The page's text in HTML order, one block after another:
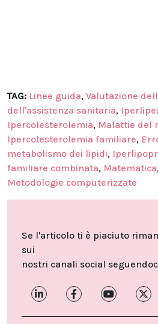
TAG: Linee guida, Valutazione
dell'assistenza sanitaria,
Ipercolesterolemia, Malattie del
Ipercolesterolemia familiare,
metabolismo dei lipidi,
familiare combinata, Matematica
Metodologie computerizzate
Se l'articolo ti è piaciuto
sui
nostri canali social